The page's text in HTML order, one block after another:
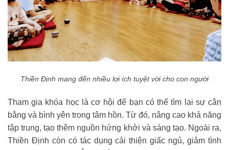
Thiền Định mang đến nhiều lợi ích tuyệt vời cho con người
Tham gia khóa học là cơ hội để bạn có thể tìm lại sự cân
bằng và bình yên trong tâm hồn. Từ đó, nâng cao khả năng
tập trung, tạo thêm nguồn hứng khởi và sáng tạo. Ngoài ra,
Thiền Định còn có tác dụng cải thiện giấc ngủ, giảm tình